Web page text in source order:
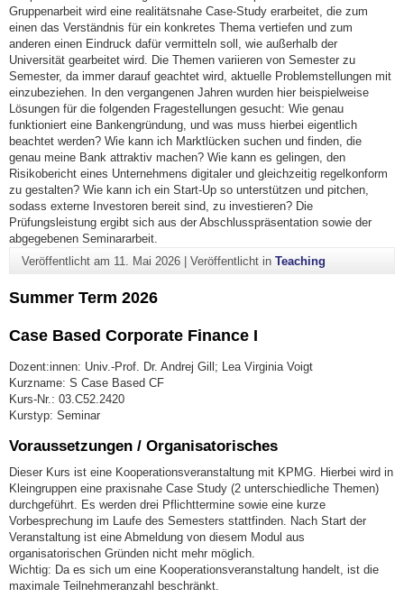
Gruppenarbeit wird eine realitätsnahe Case-Study erarbeitet, die zum
einen das Verständnis für ein konkretes Thema vertiefen und zum
anderen einen Eindruck dafür vermitteln soll, wie außerhalb der
Universität gearbeitet wird. Die Themen variieren von Semester zu
Semester, da immer darauf geachtet wird, aktuelle Problemstellungen mit
einzubeziehen. In den vergangenen Jahren wurden hier beispielweise
Lösungen für die folgenden Fragestellungen gesucht: Wie genau
funktioniert eine Bankengründung, und was muss hierbei eigentlich
beachtet werden? Wie kann ich Marktlücken suchen und finden, die
genau meine Bank attraktiv machen? Wie kann es gelingen, den
Risikobericht eines Unternehmens digitaler und gleichzeitig regelkonform
zu gestalten? Wie kann ich ein Start-Up so unterstützen und pitchen,
sodass externe Investoren bereit sind, zu investieren? Die
Prüfungsleistung ergibt sich aus der Abschlusspräsentation sowie der
abgegebenen Seminararbeit.
Veröffentlicht am 11. Mai 2026| Veröffentlicht in Teaching
Summer Term 2026
Case Based Corporate Finance I
Dozent:innen: Univ.-Prof. Dr. Andrej Gill; Lea Virginia Voigt
Kurzname: S Case Based CF
Kurs-Nr.: 03.C52.2420
Kurstyp: Seminar
Voraussetzungen / Organisatorisches
Dieser Kurs ist eine Kooperationsveranstaltung mit KPMG. Hierbei wird in
Kleingruppen eine praxisnahe Case Study (2 unterschiedliche Themen)
durchgeführt. Es werden drei Pflichttermine sowie eine kurze
Vorbesprechung im Laufe des Semesters stattfinden. Nach Start der
Veranstaltung ist eine Abmeldung von diesem Modul aus
organisatorischen Gründen nicht mehr möglich.
Wichtig: Da es sich um eine Kooperationsveranstaltung handelt, ist die
maximale Teilnehmeranzahl beschränkt.